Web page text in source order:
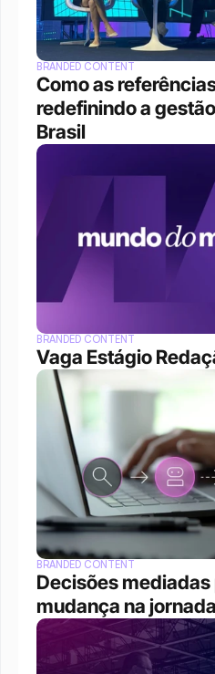
BRANDED CONTENT
Como as
redefinindo a
Brasil
BRANDED CONTENT
Vaga Estágio
BRANDED CONTENT
Decisões mediadas
mudança na